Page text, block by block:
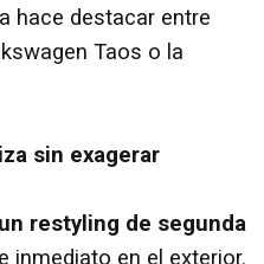
hace destacar entre
Taos o la
sin exagerar
restyling de segunda
inmediato en el exterior.